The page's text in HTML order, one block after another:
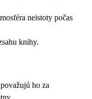
neistoty počas
knihy.
ho za